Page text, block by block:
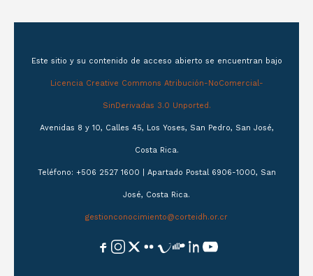
Este sitio y su contenido de acceso abierto se encuentran bajo
Licencia Creative Commons Atribución-NoComercial-
SinDerivadas 3.0 Unported.
Avenidas 8 y 10, Calles 45, Los Yoses, San Pedro, San José,
Costa Rica.
Teléfono: +506 2527 1600 | Apartado Postal 6906-1000, San
José, Costa Rica.
gestionconocimiento@corteidh.or.cr